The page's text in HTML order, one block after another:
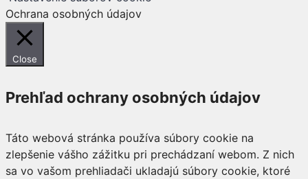
Ochrana osobných údajov
Close
Prehľad ochrany osobných údajov
Táto webová stránka používa súbory cookie na
zlepšenie vášho zážitku pri prechádzaní webom. Z nich
sa vo vašom prehliadači ukladajú súbory cookie, ktoré